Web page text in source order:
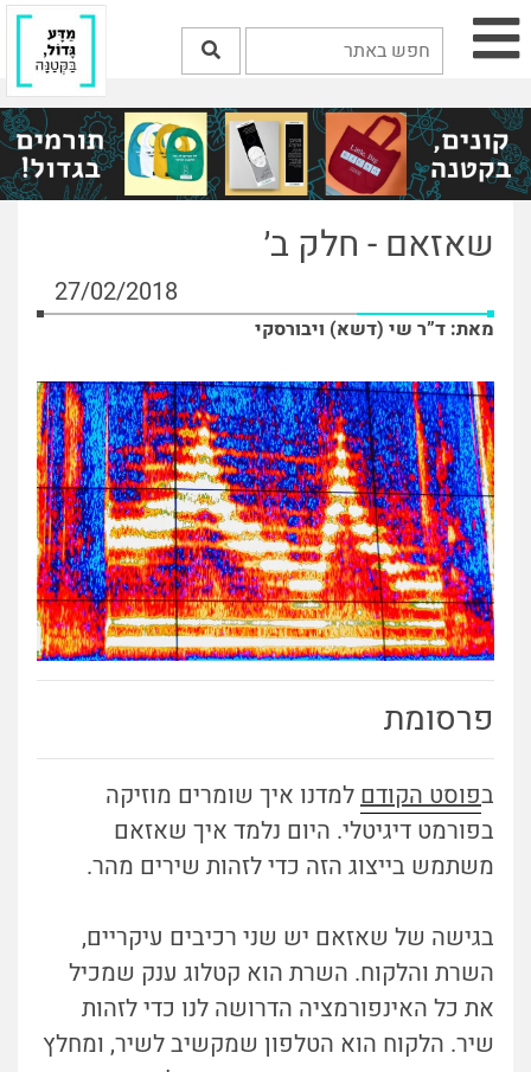
שאזאם - חלק ב׳
27/02/2018
מאת: ד”ר שי (דשא) ויבורסקי
פרסומת
בפוסט הקודםלמדנו איך שומרים מוזיקה
בפורמט דיגיטלי. היום נלמד איך שאזאם
משתמש בייצוג הזה כדי לזהות שירים מהר.
בגישה של שאזאם יש שני רכיבים עיקריים,
השרת והלקוח. השרת הוא קטלוג ענק שמכיל
את כל האינפורמציה הדרושה לנו כדי לזהות
שיר. הלקוח הוא הטלפון שמקשיב לשיר, ומחלץ